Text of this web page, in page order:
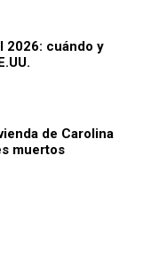
2026: cuándo y
de Carolina
muertos